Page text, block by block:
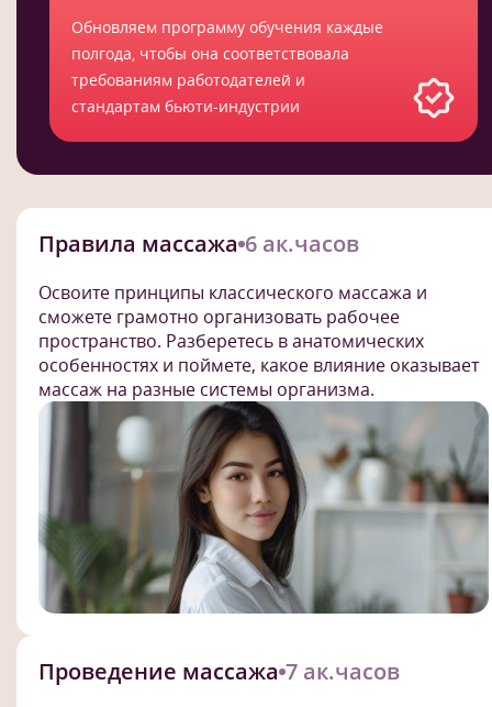
Обновляем программу обучения каждые
полгода, чтобы она соответствовала
требованиям работодателей и
стандартам бьюти-индустрии
Правила массажа 6 ак.часов
Освоите принципы классического массажа и
сможете грамотно организовать рабочее
пространство. Разберетесь в анатомических
особенностях и поймете, какое влияние оказывает
массаж на разные системы организма.
Проведение массажа 7 ак.часов